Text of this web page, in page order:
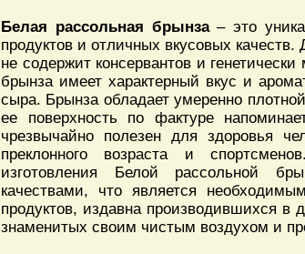
Белая рассольная брынза– это
продуктов и отличных вкусовых
не содержит консервантов и
брынза имеет характерный вкус и
сыра. Брынза обладает умеренно
ее поверхность по фактуре
чрезвычайно полезен для здоровья
преклонного возраста и
изготовления Белой рассольной
качествами, что является
продуктов, издавна производившихся в
знаменитых своим чистым воздухом и